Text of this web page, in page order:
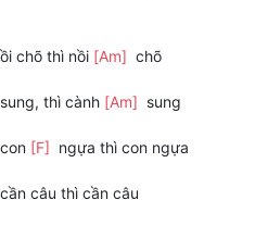
chõ thì nồi [Am] chõ
thì cành [Am] sung
[F] ngựa thì con ngựa
câu thì cần câu